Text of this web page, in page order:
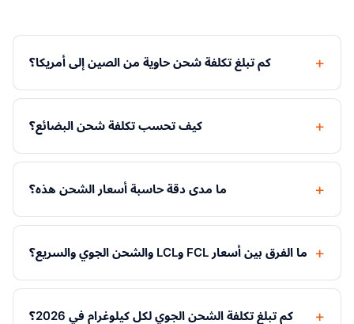
كم تبلغ تكلفة شحن حاوية من الصين إلى أمريكا؟
كيف تحسب تكلفة شحن البضائع؟
ما مدى دقة حاسبة أسعار الشحن هذه؟
ما الفرق بين أسعار FCL وLCL والشحن الجوي والسريع؟
كم تبلغ تكلفة الشحن الجوي لكل كيلوغرام في 2026؟